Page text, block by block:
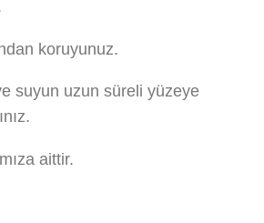
koruyunuz.
suyun uzun süreli yüzeye
aittir.